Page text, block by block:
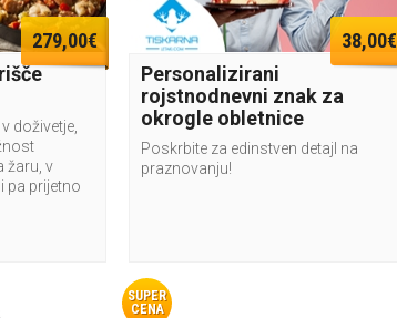
279,00€
doživetje,
žaru, v
pa prijetno
38,00€
Personalizirani
rojstnodnevni znak za
okrogle obletnice
Poskrbite za edinstven detajl na
praznovanju!
SUPER
CENA